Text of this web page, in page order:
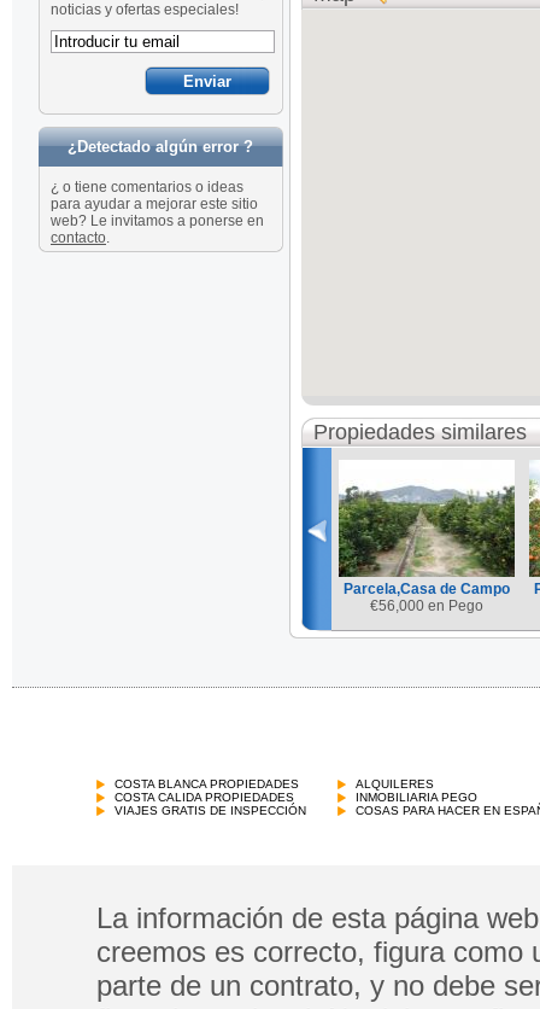
noticias y ofertas especiales!
¿Detectado algún error ?
¿ o tiene comentarios o ideas
para ayudar a mejorar este sitio
web? Le invitamos a ponerse en
contacto.
Propiedades similares
Parcela,Casa de Campo
€56,000 en Pego
COSTA BLANCA PROPIEDADES
COSTA CALIDA PROPIEDADES
VIAJES GRATIS DE INSPECCIÓN
ALQUILERES
INMOBILIARIA PEGO
COSAS PARA HACER EN
La información de esta página
creemos es correcto, figura como
parte de un contrato, y no debe